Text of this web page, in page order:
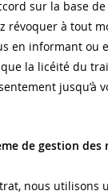
sur la base de
révoquer à tout
en informant ou
la licéité du
jusqu’à
de gestion des
nous utilisons